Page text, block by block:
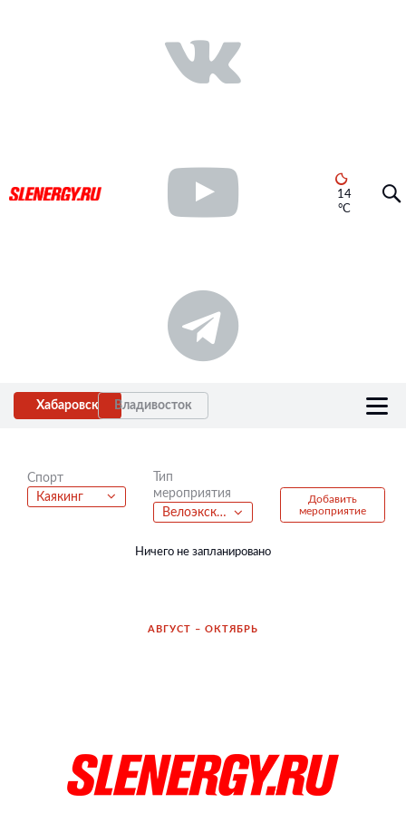
14
°C
Хабаровск Владивосток
Спорт
Каякинг
Тип
мероприятия
Велоэкскурсия
Добавить
мероприятие
Ничего не запланировано
АВГУСТ – ОКТЯБРЬ